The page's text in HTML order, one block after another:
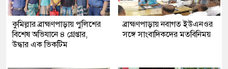
কুমিল্লার ব্রাহ্মণপাড়ায় পুলিশের
বিশেষ অভিযানে ৪ গ্রেপ্তার,
উদ্ধার এক ভিকটিম
ব্রাহ্মণপাড়ায় নবাগত ইউএনওর
সঙ্গে সাংবাদিকদের মতবিনিময়